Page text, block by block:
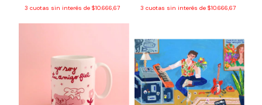
3 cuotas sin interés de $10.666,67 3 cuotas sin interés de $10.666,67